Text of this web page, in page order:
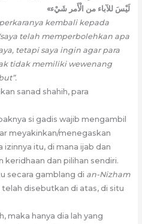
لَيْسَ للآباء من الْأَمر شَيْء»
kembali kepada
telah memperbolehkan apa
tetapi saya ingin agar para
tidak memiliki wewenang
sanad shahih, para
si gadis wajib mengambil
meyakinkan/menegaskan
itu, di mana ijab dan
keridhaan dan pilihan sendiri.
secara gamblang di an-Nizham
disebutkan di atas, di situ
maka hanya dia lah yang